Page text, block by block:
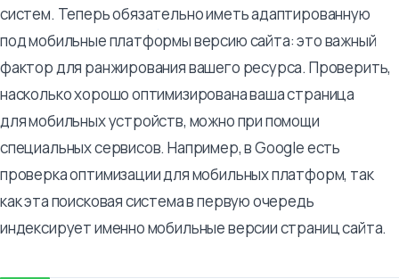
систем. Теперь обязательно иметь адаптированную
под мобильные платформы версию сайта: это важный
фактор для ранжирования вашего ресурса. Проверить,
насколько хорошо оптимизирована ваша страница
для мобильных устройств, можно при помощи
специальных сервисов. Например, в Google есть
проверка оптимизации для мобильных платформ, так
как эта поисковая система в первую очередь
индексирует именно мобильные версии страниц сайта.